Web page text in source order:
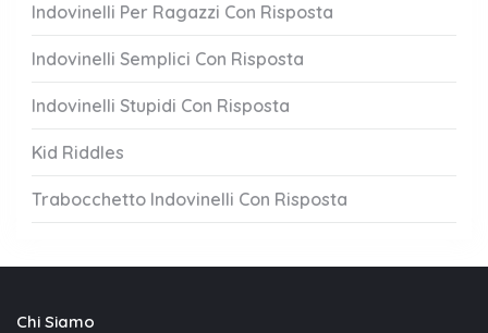
Indovinelli Per Ragazzi Con Risposta
Indovinelli Semplici Con Risposta
Indovinelli Stupidi Con Risposta
Kid Riddles
Trabocchetto Indovinelli Con Risposta
Chi Siamo